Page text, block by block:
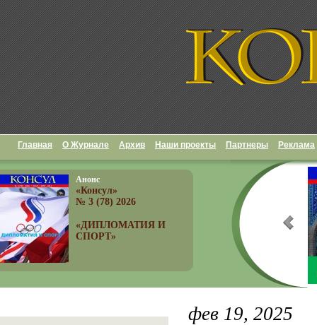
Главная О Журнале Архив Наши проекты Партнеры Реклама
Анонс
«Консул»
№ 3 (78) 2026
«ДИПЛОМАТИЯ И
СПОРТ»
фев 19, 2025